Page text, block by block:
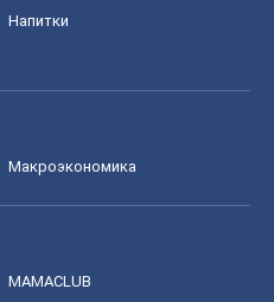
Напитки
Mакроэкономика
MAMACLUB